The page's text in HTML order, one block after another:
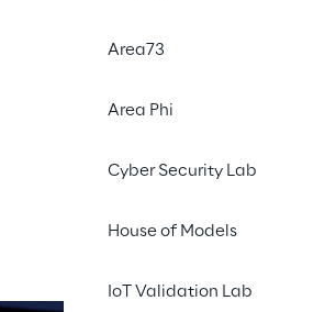
Area73
Area Phi
Cyber Security Lab
House of Models
IoT Validation Lab